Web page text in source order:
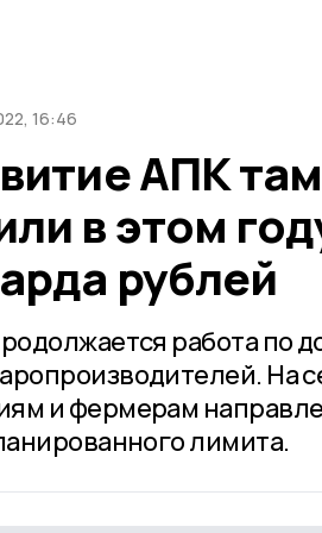
16:46
АПК
в этом
рублей
работа по
На
и фермерам
лимита.